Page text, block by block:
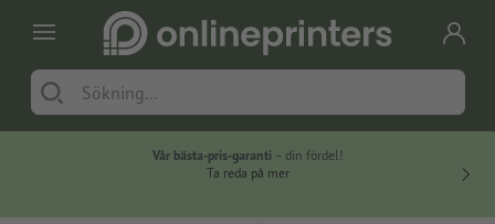
Vår bästa-pris-garanti – din fördel!
Ta reda på mer